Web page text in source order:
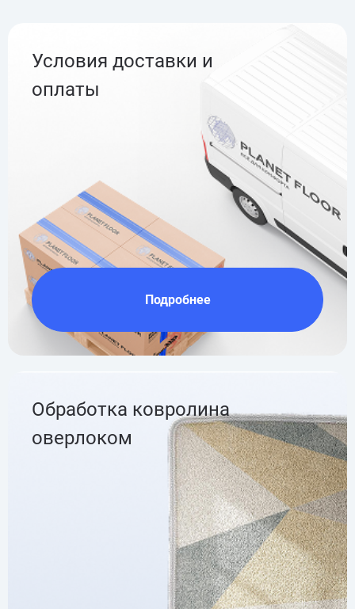
Условия доставки и
оплаты
Подробнее
Обработка ковролина
оверлоком